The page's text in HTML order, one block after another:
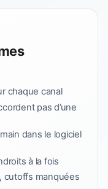
chaque canal
pas d’une
dans le logiciel
à la fois
cutoffs manquées